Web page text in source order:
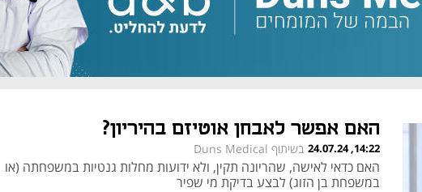
האם אפשר לאבחן אוטיזם בהיריון?
14:22, 24.07.24 בשיתוף Duns Medical
האם כדאי לאישה, שהריונה תקין, ולא ידועות מחלות גנטיות במשפחתה (או
במשפחת בן הזוג) לבצע בדיקת מי שפיר